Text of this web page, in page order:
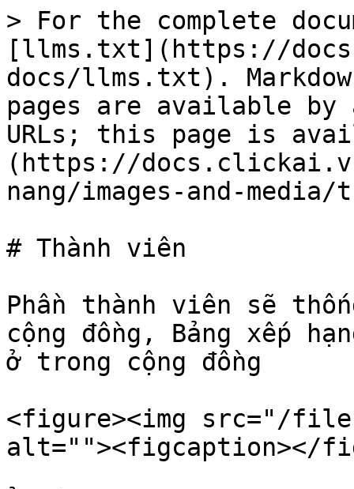
> For the complete
[llms.txt](https://
docs/llms.txt).
pages are available by
URLs; this page is
(https://
nang/images-and-
# Thành viên
Phần thành viên sẽ
cộng đồng, Bảng xếp
ở trong cộng đồng
<figure><img src="/
alt=""><figcaption></